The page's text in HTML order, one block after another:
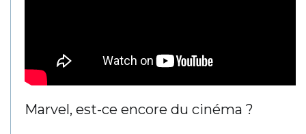
Marvel, est-ce encore du cinéma ?